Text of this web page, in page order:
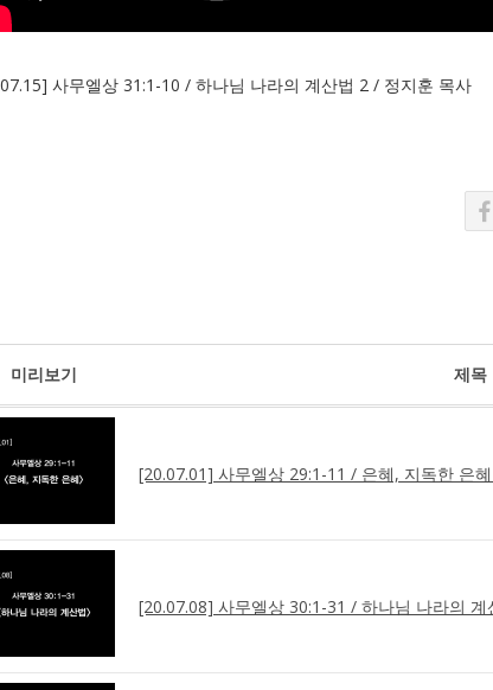
사무엘상 31:1-10 / 하나님 나라의 계산법 2 / 정지훈 목사
미리보기 제목
[20.07.01] 사무엘상 29:1-11 / 은혜, 지독한 은
[20.07.08] 사무엘상 30:1-31 / 하나님 나라의